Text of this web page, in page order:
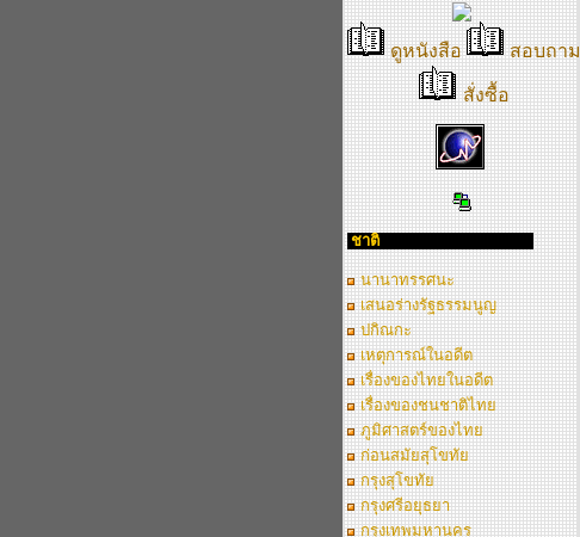
ดูหนังสือ สอบถาม
สั่งซื้อ
ชาติ
นานาทรรศนะ
เสนอร่างรัฐธรรมนูญ
ปกิณกะ
เหตุการณ์ในอดีต
เรื่องของไทยในอดีต
เรื่องของชนชาติไทย
ภูมิศาสตร์ของไทย
ก่อนสมัยสุโขทัย
กรุงสุโขทัย
กรุงศรีอยุธยา
กรุงเทพมหานคร